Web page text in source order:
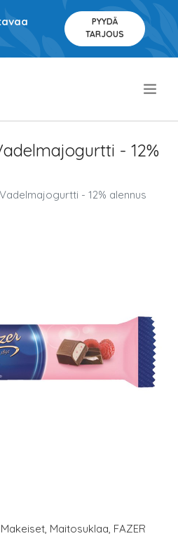
PYYDÄ
TARJOUS
- 12%
- 12% alennus
Makeiset, Maitosuklaa, FAZER